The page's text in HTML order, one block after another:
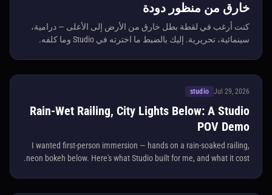
خارق من منظور دودة
كنت أرغب في لقطة بطل خارق من الأرض إلى الأعلى — درامية،
سينمائية، تحريرية. إليك بالضبط ما اخترته في Studio وما كلفه.
Jul 29, 2026
studio
Rain-Wet Railing, City Lights Below: A Studio
POV Demo
I wanted first-person immersion — hands on a rain-soaked railing,
neon bokeh below. Here's what Studio built for me, and what it cost.